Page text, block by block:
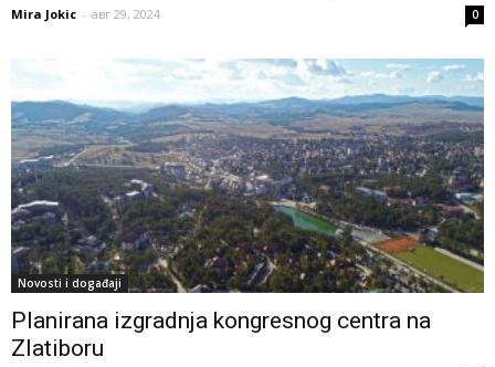
Mira Jokic - авг 29, 2024 0
Novosti i događaji
Planirana izgradnja kongresnog centra na
Zlatiboru